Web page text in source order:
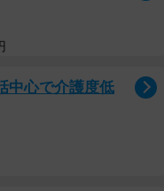
中心で介護度低